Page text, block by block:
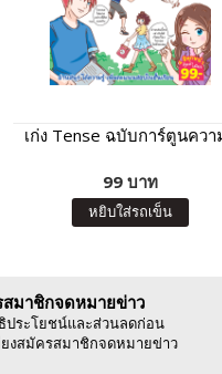
เก่ง Tense ฉบับการ์ตูนควา
99 บาท
หยิบใส่รถเข็น
มาชิกจดหมายข่าว
ประโยชน์และส่วนลดก่อน
ยงสมัครสมาชิกจดหมายข่าว